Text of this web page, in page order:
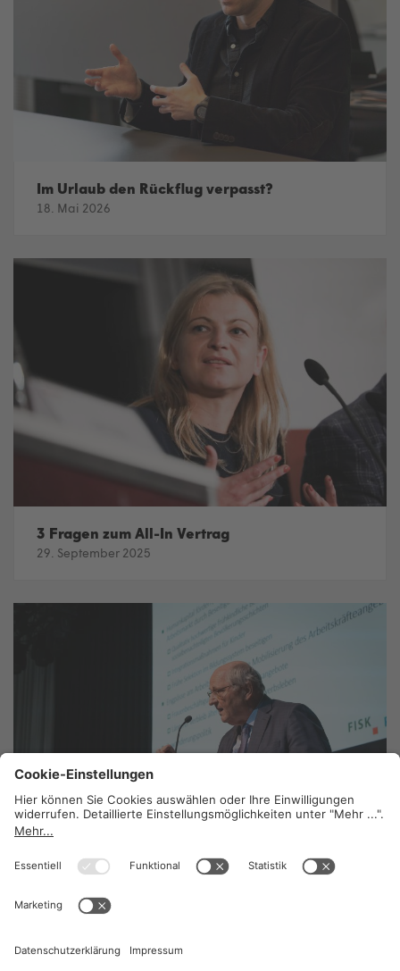
Im Urlaub den Rückflug verpasst?
18. Mai 2026
3 Fragen zum All-In Vertrag
29. September 2025
Unabhängigkeit durch erneuerbare Energie
23. Juli 2025